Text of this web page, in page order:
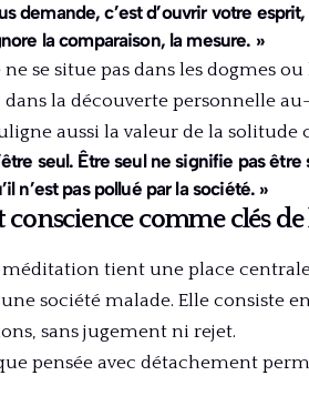
demande, c’est d’ouvrir votre
la comparaison, la mesure. »
se situe pas dans les dogmes
la découverte personnelle
aussi la valeur de la solitude
seul. Être seul ne signifie pas
n’est pas pollué par la société. »
comme clés
méditation tient une place
société malade. Elle consiste
sans jugement ni rejet.
pensée avec détachement